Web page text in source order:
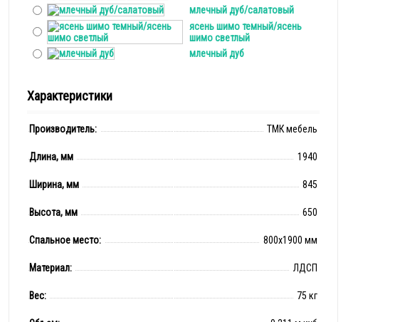
млечный дуб/салатовый
ясень шимо темный/ясень
шимо светлый
млечный дуб
Характеристики
Производитель: ТМК мебель
Длина, мм 1940
Ширина, мм 845
Высота, мм 650
Спальное место: 800x1900 мм
Материал: ЛДСП
Вес: 75 кг